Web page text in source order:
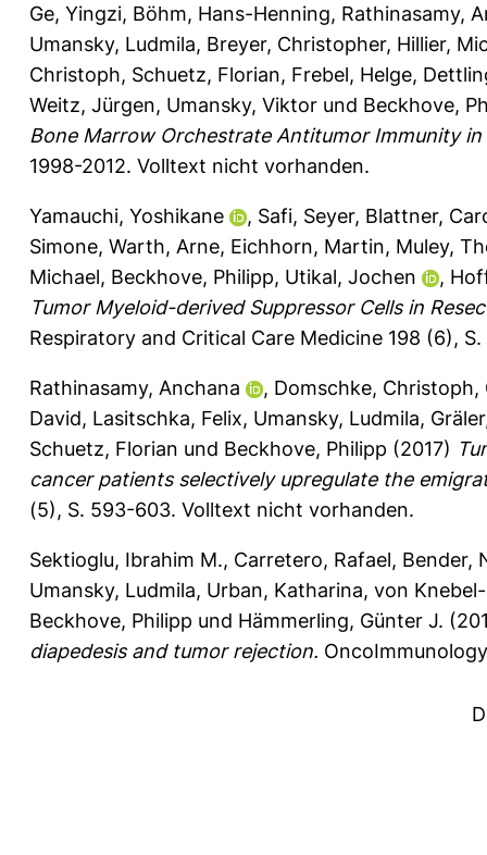
Ge, Yingzi, Böhm, Hans-Henning, Rathinasamy,
Umansky, Ludmila, Breyer, Christopher, Hillier,
Christoph, Schuetz, Florian, Frebel, Helge,
Weitz, Jürgen, Umansky, Viktor und Beckhove,
Bone Marrow Orchestrate Antitumor Immunity in
1998-2012. Volltext nicht vorhanden.
Yamauchi, Yoshikane , Safi, Seyer, Blattner,
Simone, Warth, Arne, Eichhorn, Martin, Muley,
Michael, Beckhove, Philipp, Utikal, Jochen ,
Tumor Myeloid-derived Suppressor Cells in
Respiratory and Critical Care Medicine 198 (6),
Rathinasamy, Anchana , Domschke, Christoph,
David, Lasitschka, Felix, Umansky, Ludmila,
Schuetz, Florian und Beckhove, Philipp (2017)
cancer patients selectively upregulate the
(5), S. 593-603. Volltext nicht vorhanden.
Sektioglu, Ibrahim M., Carretero, Rafael, Bender,
Umansky, Ludmila, Urban, Katharina, von
Beckhove, Philipp und Hämmerling, Günter J.
diapedesis and tumor rejection.